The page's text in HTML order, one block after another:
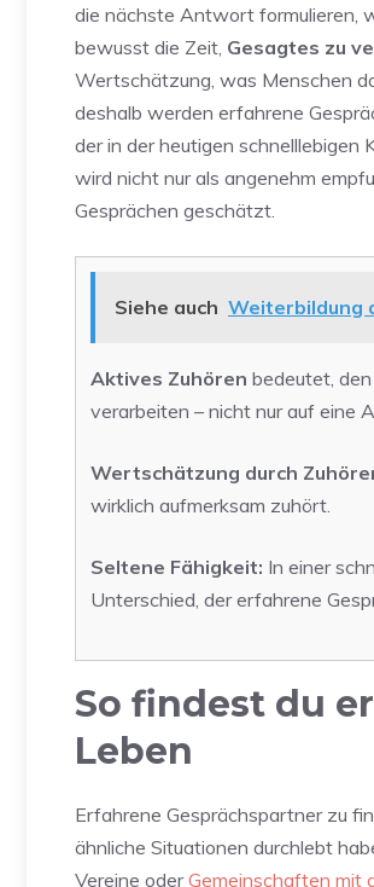
die nächste Antwort formulieren,
bewusst die Zeit, Gesagtes zu
Wertschätzung, was Menschen
deshalb werden erfahrene
der in der heutigen schnelllebigen
wird nicht nur als angenehm
Gesprächen geschätzt.
Siehe auch Weiterbildung
Aktives Zuhören bedeutet,
verarbeiten – nicht nur auf eine
Wertschätzung durch
wirklich aufmerksam zuhört.
Seltene Fähigkeit: In einer
Unterschied, der erfahrene
So findest du
Leben
Erfahrene Gesprächspartner zu
ähnliche Situationen durchlebt
Vereine oderGemeinschaften mit